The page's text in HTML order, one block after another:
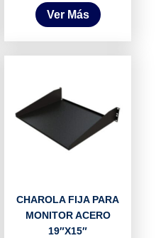
Ver Más
CHAROLA FIJA PARA
MONITOR ACERO
19″X15″